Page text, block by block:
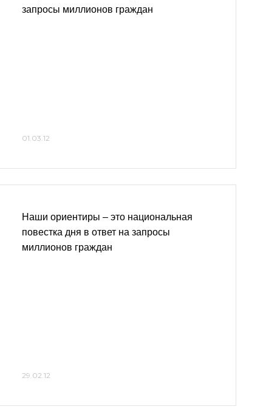
запросы миллионов граждан
01.03.12
Наши ориентиры – это национальная
повестка дня в ответ на запросы
миллионов граждан
29.02.12